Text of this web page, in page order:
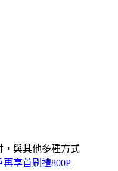
，與其他多種方式
再享首刷禮800P